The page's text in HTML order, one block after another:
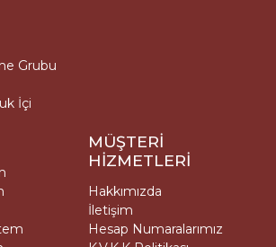
Grubu
İçi
MÜŞTERİ
HİZMETLERİ
Hakkımızda
İletişim
Hesap Numaralarımız